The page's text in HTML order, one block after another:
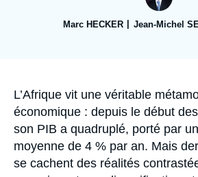
Nous soutenir
Marc HECKER Jean-Michel
Accroche
L’Afrique vit une véritable
économique : depuis le début
son PIB a quadruplé, porté par
moyenne de 4 % par an. Mais
se cachent des réalités